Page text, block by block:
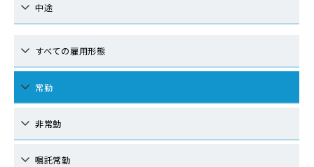
中途
すべての雇用形態
常勤
非常勤
嘱託常勤